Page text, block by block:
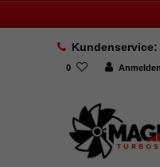
Kundenservice:
0 Anmelden